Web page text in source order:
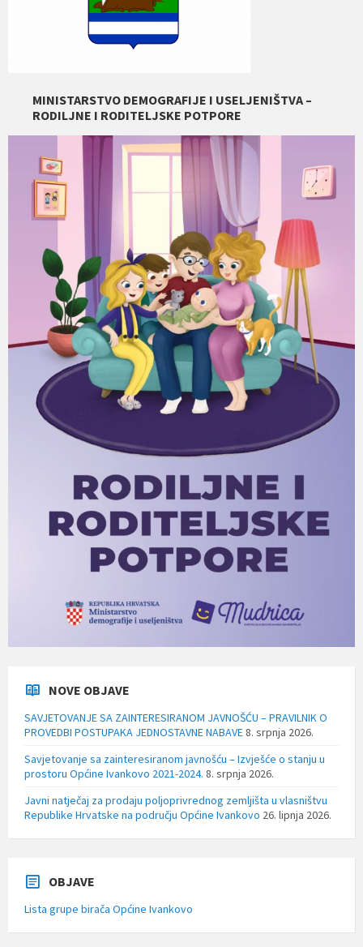
MINISTARSTVO DEMOGRAFIJE I USELJENIŠTVA –
RODILJNE I RODITELJSKE POTPORE
NOVE OBJAVE
SAVJETOVANJE SA ZAINTERESIRANOM JAVNOŠĆU – PRAVILNIK O
PROVEDBI POSTUPAKA JEDNOSTAVNE NABAVE8. srpnja 2026.
Savjetovanje sa zainteresiranom javnošću – Izvješće o stanju u
prostoru Općine Ivankovo 2021-2024. 8. srpnja 2026.
Javni natječaj za prodaju poljoprivrednog zemljišta u vlasništvu
Republike Hrvatske na području Općine Ivankovo 26. lipnja 2026.
OBJAVE
Lista grupe birača Općine Ivankovo